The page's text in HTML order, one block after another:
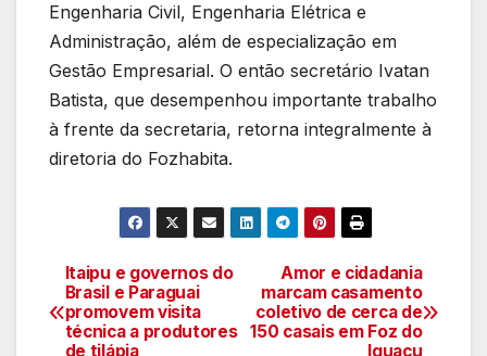
Engenharia Civil, Engenharia Elétrica e
Administração, além de especialização em
Gestão Empresarial. O então secretário Ivatan
Batista, que desempenhou importante trabalho
à frente da secretaria, retorna integralmente à
diretoria do Fozhabita.
Navegação
de
Amor e cidadania
marcam casamento
coletivo de cerca de
150 casais em Foz do
Iguaçu
Itaipu e governos do
Brasil e Paraguai
promovem visita
técnica a produtores
de tilápia